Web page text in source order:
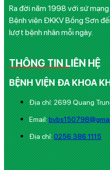
Ra đời năm 1998 với sứ
Bệnh viện ĐKKV Bồng Sơn
lượt bệnh nhân mỗi ngày.
THÔNG TIN LIÊN HỆ
BỆNH VIỆN ĐA KHOA
Địa chỉ: 2699 Quang
Email:
Địa chỉ:0256 386 1115